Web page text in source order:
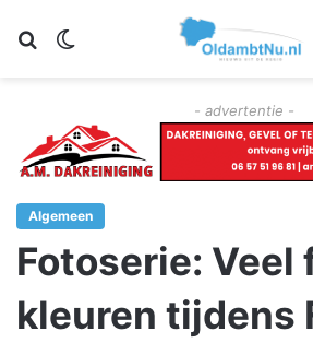
Zoeken
- advertentie -
Algemeen
Fotoserie: Veel
kleuren tijdens